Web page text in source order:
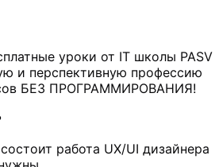
уроки от IT школы PASV
и перспективную профессию
БЕЗ ПРОГРАММИРОВАНИЯ!
работа UX/UI дизайнера